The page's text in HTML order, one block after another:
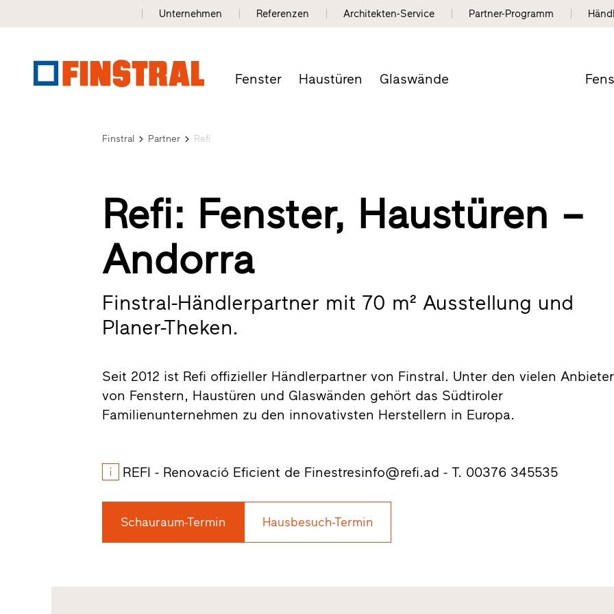
Unternehmen Referenzen Architekten-Service Partner-Programm
Fenster Haustüren Glaswände
Finstral Partner Refi
Refi: Fenster, Haustüren –
Andorra
Finstral-Händlerpartner mit 70 m² Ausstellung und
Planer-Theken.
Seit 2012 ist Refi offizieller Händlerpartner von Finstral. Unter den vielen
von Fenstern, Haustüren und Glaswänden gehört das Südtiroler
Familienunternehmen zu den innovativsten Herstellern in Europa.
REFI - Renovació Eficient de Finestresinfo@refi.ad - T. 00376 345535
Schauraum-Termin Hausbesuch-Termin